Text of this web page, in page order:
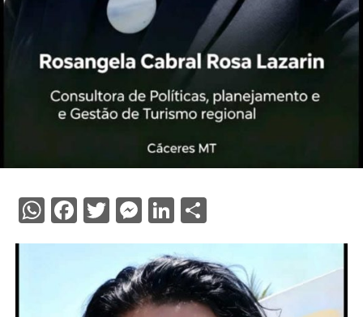
WhatsApp
Facebook
Twitter
Messenger
LinkedIn
Share